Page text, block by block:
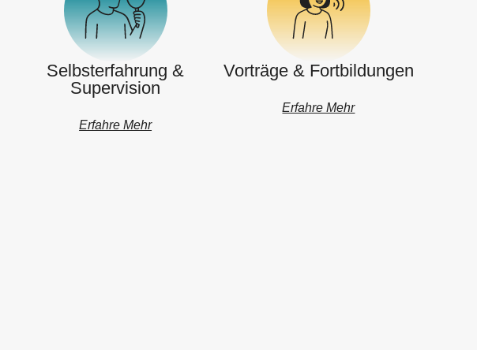
Selbsterfahrung &
Supervision
Erfahre Mehr
Vorträge & Fortbildungen
Erfahre Mehr